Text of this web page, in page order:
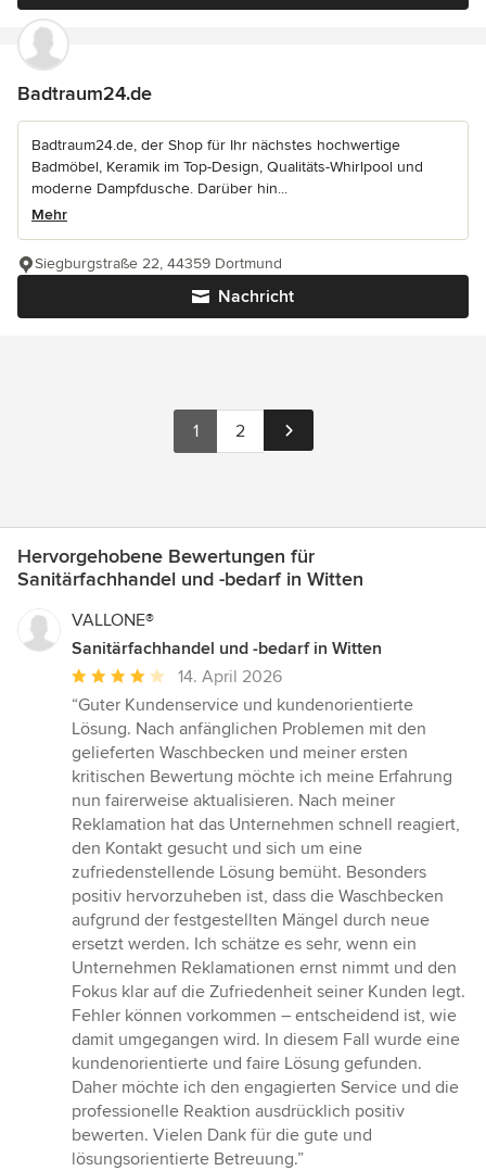
Badtraum24.de
Badtraum24.de, der Shop für Ihr nächstes hochwertige
Badmöbel, Keramik im Top-Design, Qualitäts-Whirlpool und
moderne Dampfdusche. Darüber hin...
Mehr
Nachricht
Siegburgstraße 22, 44359 Dortmund
1 2
Hervorgehobene Bewertungen für
Sanitärfachhandel und -bedarf in Witten
VALLONE®
Sanitärfachhandel und -bedarf in Witten
Durchschnittliche
Bewertung:
4
von
5
Sternen
14. April 2026
“Guter Kundenservice und kundenorientierte
Lösung. Nach anfänglichen Problemen mit den
gelieferten Waschbecken und meiner ersten
kritischen Bewertung möchte ich meine Erfahrung
nun fairerweise aktualisieren. Nach meiner
Reklamation hat das Unternehmen schnell reagiert,
den Kontakt gesucht und sich um eine
zufriedenstellende Lösung bemüht. Besonders
positiv hervorzuheben ist, dass die Waschbecken
aufgrund der festgestellten Mängel durch neue
ersetzt werden. Ich schätze es sehr, wenn ein
Unternehmen Reklamationen ernst nimmt und den
Fokus klar auf die Zufriedenheit seiner Kunden legt.
Fehler können vorkommen – entscheidend ist, wie
damit umgegangen wird. In diesem Fall wurde eine
kundenorientierte und faire Lösung gefunden.
Daher möchte ich den engagierten Service und die
professionelle Reaktion ausdrücklich positiv
bewerten. Vielen Dank für die gute und
lösungsorientierte Betreuung.”